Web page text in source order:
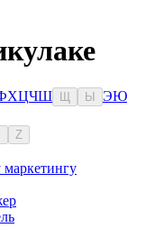
ХЦЧШ Ы ЭЮ
Z